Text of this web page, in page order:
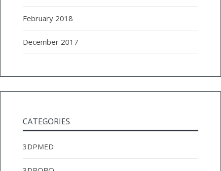
February 2018
December 2017
CATEGORIES
3DPMED